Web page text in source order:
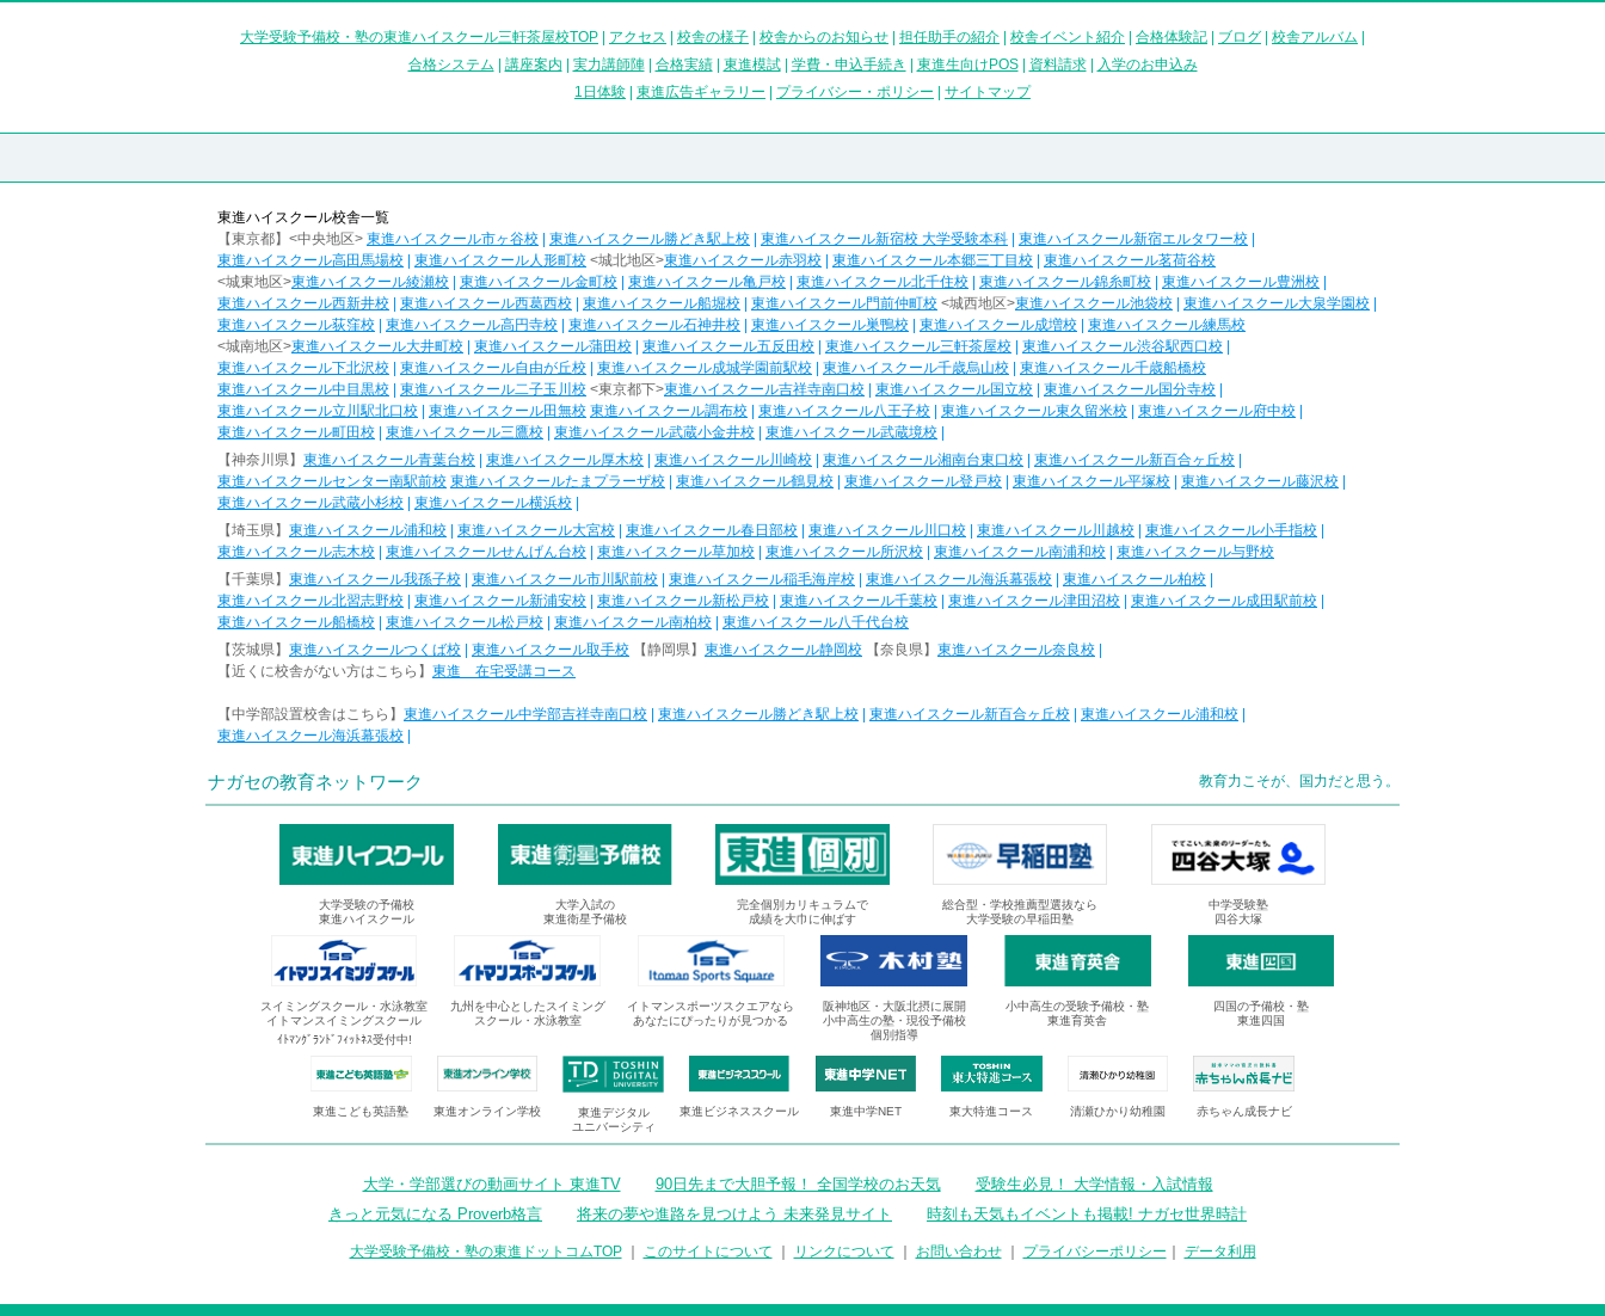
大学受験予備校・塾の東進ハイスクール三軒茶屋校TOP アクセス 校舎の様子 校舎からのお知らせ 担任助手の紹介 校舎イベント紹介 合格体験記 ブログ 校舎アルバム
合格システム
講座案内 実力講師陣| 合格実績| 東進模試| 学費・申込手続き 東進生向けPOS| 資料請求|
入学のお申込み
1日体験
東進広告ギャラリー プライバシー・ポリシー サイトマップ
東進ハイスクール校舎一覧
【東京都】<中央地区> 東進ハイスクール市ヶ谷校 東進ハイスクール勝どき駅上校 東進ハイスクール新宿校 大学受験本科 東進ハイスクール新宿エルタワー校
東進ハイスクール高田馬場校
東進ハイスクール人形町校 <城北地区>東進ハイスクール赤羽校 東進ハイスクール本郷三丁目校
東進ハイスクール茗荷谷校
<城東地区>東進ハイスクール綾瀬校 東進ハイスクール金町校 東進ハイスクール亀戸校 東進ハイスクール北千住校 東進ハイスクール錦糸町校 東進ハイスクール豊洲校
東進ハイスクール西新井校
東進ハイスクール西葛西校 東進ハイスクール船堀校 東進ハイスクール門前仲町校 <城西地区>東進ハイスクール池袋校 東進ハイスクール大泉学園校
東進ハイスクール荻窪校
東進ハイスクール高円寺校 東進ハイスクール石神井校 東進ハイスクール巣鴨校 東進ハイスクール成増校
東進ハイスクール練馬校
<城南地区>東進ハイスクール大井町校 東進ハイスクール蒲田校 東進ハイスクール五反田校 東進ハイスクール三軒茶屋校 東進ハイスクール渋谷駅西口校
東進ハイスクール下北沢校
東進ハイスクール自由が丘校 東進ハイスクール成城学園前駅校 東進ハイスクール千歳烏山校
東進ハイスクール千歳船橋校
東進ハイスクール中目黒校
東進ハイスクール二子玉川校 <東京都下>東進ハイスクール吉祥寺南口校 東進ハイスクール国立校 東進ハイスクール国分寺校
東進ハイスクール立川駅北口校
東進ハイスクール田無校 東進ハイスクール調布校 東進ハイスクール八王子校 東進ハイスクール東久留米校 東進ハイスクール府中校
東進ハイスクール町田校
東進ハイスクール三鷹校 東進ハイスクール武蔵小金井校 東進ハイスクール武蔵境校
【神奈川県】 東進ハイスクール青葉台校 東進ハイスクール厚木校 東進ハイスクール川崎校 東進ハイスクール湘南台東口校 東進ハイスクール新百合ヶ丘校
東進ハイスクールセンター南駅前校 東進ハイスクールたまプラーザ校 東進ハイスクール鶴見校 東進ハイスクール登戸校 東進ハイスクール平塚校 東進ハイスクール藤沢校
東進ハイスクール武蔵小杉校
東進ハイスクール横浜校
【埼玉県】 東進ハイスクール浦和校 東進ハイスクール大宮校 東進ハイスクール春日部校 東進ハイスクール川口校 東進ハイスクール川越校 東進ハイスクール小手指校
東進ハイスクール志木校
東進ハイスクールせんげん台校 東進ハイスクール草加校 東進ハイスクール所沢校 東進ハイスクール南浦和校
東進ハイスクール与野校
【千葉県】 東進ハイスクール我孫子校 東進ハイスクール市川駅前校 東進ハイスクール稲毛海岸校 東進ハイスクール海浜幕張校 東進ハイスクール柏校
東進ハイスクール北習志野校
東進ハイスクール新浦安校 東進ハイスクール新松戸校 東進ハイスクール千葉校 東進ハイスクール津田沼校 東進ハイスクール成田駅前校
東進ハイスクール船橋校
東進ハイスクール松戸校 東進ハイスクール南柏校
東進ハイスクール八千代台校
【茨城県】 東進ハイスクールつくば校 東進ハイスクール取手校 【静岡県】 東進ハイスクール静岡校 【奈良県】 東進ハイスクール奈良校
【近くに校舎がない方はこちら】 東進 在宅受講コース
【中学部設置校舎はこちら】 東進ハイスクール中学部吉祥寺南口校 東進ハイスクール勝どき駅上校 東進ハイスクール新百合ヶ丘校 東進ハイスクール浦和校
東進ハイスクール海浜幕張校
ナガセの教育ネットワーク 教育力こそが、国力だと思う。
大学受験の予備校
東進ハイスクール
大学入試の
東進衛星予備校
完全個別カリキュラムで
成績を大巾に伸ばす
総合型・学校推薦型選抜なら
大学受験の早稲田塾
中学受験塾
四谷大塚
スイミングスクール・水泳教室
イトマンスイミングスクール
ｲﾄﾏﾝｸﾞﾗﾝﾄﾞﾌｨｯﾄﾈｽ受付中!
九州を中心としたスイミング
スクール・水泳教室
イトマンスポーツスクエアなら
あなたにぴったりが見つかる
阪神地区・大阪北摂に展開
小中高生の塾・現役予備校
個別指導
小中高生の受験予備校・塾
東進育英舎
四国の予備校・塾
東進四国
東進こども英語塾 東進オンライン学校
東進デジタル
ユニバーシティ
東進ビジネススクール 東進中学NET 東大特進コース 清瀬ひかり幼稚園 赤ちゃん成長ナビ
大学・学部選びの動画サイト 東進TV 90日先まで大胆予報！ 全国学校のお天気
受験生必見！ 大学情報・入試情報
きっと元気になる Proverb格言
将来の夢や進路を見つけよう 未来発見サイト 時刻も天気もイベントも掲載! ナガセ世界時計
大学受験予備校・塾の東進ドットコムTOP｜ このサイトについて リンクについて お問い合わせ｜ プライバシーポリシー データ利用